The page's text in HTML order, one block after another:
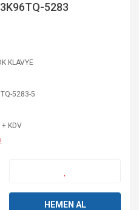
5283
KLAVYE
5283-5
KDV
HEMEN AL